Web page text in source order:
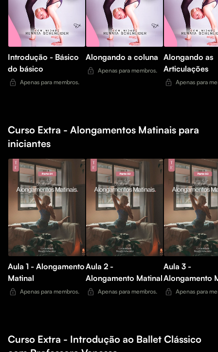
Introdução - Básico
do básico
Apenas para membros.
Alongando a coluna
Apenas para membros.
Alongando as
Articulações
Apenas para
Curso Extra - Alongamentos Matinais para
iniciantes
Aula 1 - Alongamento
Matinal
Apenas para membros.
Aula 2 -
Alongamento Matinal
Apenas para membros.
Aula 3 -
Alongamento
Apenas para
Curso Extra - Introdução ao Ballet Clássico